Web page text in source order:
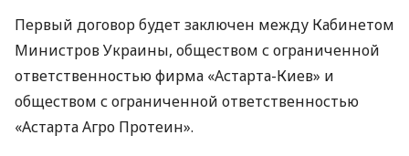
Первый договор будет заключен между Кабинетом
Министров Украины, обществом с ограниченной
ответственностью фирма «Астарта-Киев» и
обществом с ограниченной ответственностью
«Астарта Агро Протеин».